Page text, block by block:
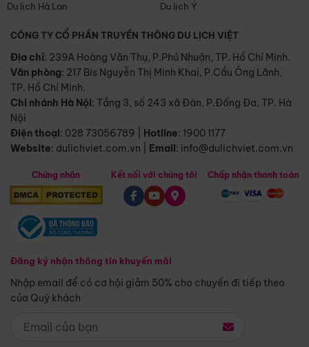
Du lịch Hà Lan
Du lịch Ý
CÔNG TY CỔ PHẦN TRUYỀN THÔNG DU LỊCH VIỆT
Địa chỉ: 239A Hoàng Văn Thụ, P.Phú Nhuận, TP. Hồ Chí Minh.
Văn phòng: 217 Bis Nguyễn Thị Minh Khai, P.Cầu Ông Lãnh,
TP. Hồ Chí Minh.
Chi nhánh Hà Nội: Tầng 3, số 243 xã Đàn, P.Đống Đa, TP. Hà
Nội
Điện thoại: 028 73056789 Hotline: 1900 1177
Website: dulichviet.com.vn Email: info@dulichviet.com.vn
Chứng nhận
Đăng ký nhận thông tin khuyến mãi
Nhập email để có cơ hội giảm 50% cho chuyến đi tiếp theo
của Quý khách
Kết nối với chúng tôi Chấp nhận thanh toán